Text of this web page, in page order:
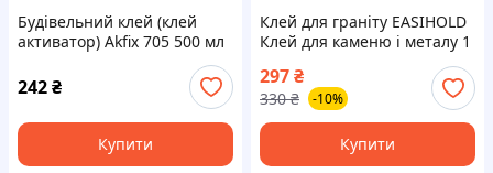
Будівельний клей (клей
активатор) Akfix 705 500 мл
242₴
Купити
Клей для граніту EASIHOLD
Клей для каменю і металу 1
л Клей для зовнішніх робіт
Клей для каменів і піску
297₴
330 ₴ -10%
Купити